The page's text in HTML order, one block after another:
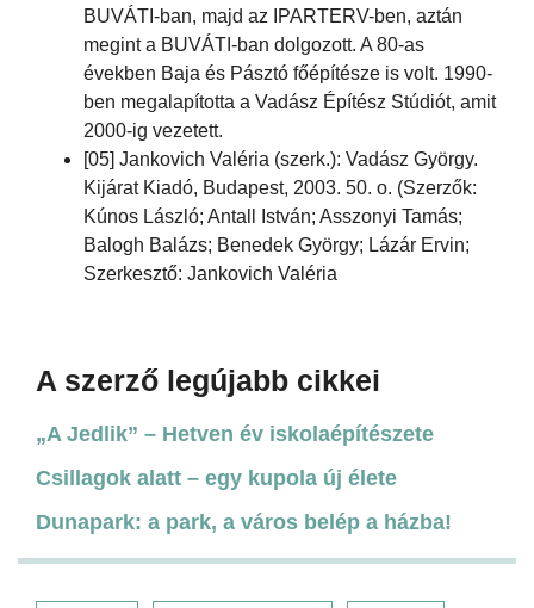
BUVÁTI-ban, majd az IPARTERV-ben, aztán
megint a BUVÁTI-ban dolgozott. A 80-as
években Baja és Pásztó főépítésze is volt. 1990-
ben megalapította a Vadász Építész Stúdiót, amit
2000-ig vezetett.
[05] Jankovich Valéria (szerk.): Vadász György.
Kijárat Kiadó, Budapest, 2003. 50. o. (Szerzők:
Kúnos László; Antall István; Asszonyi Tamás;
Balogh Balázs; Benedek György; Lázár Ervin;
Szerkesztő: Jankovich Valéria
A szerző legújabb cikkei
„A Jedlik” – Hetven év iskolaépítészete
Csillagok alatt – egy kupola új élete
Dunapark: a park, a város belép a házba!